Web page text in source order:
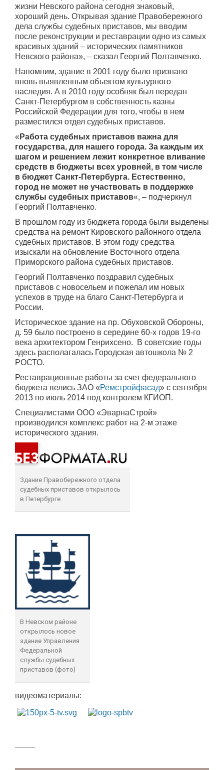
жизни Невского района сегодня знаковый,
хороший день. Открывая здание Правобережного
дела службы судебных приставов, мы вводим
после реконструкции и реставрации одно из самых
красивых зданий – исторических памятников
Невского района», – сказал Георгий Полтавченко.
Напомним, здание в 2001 году было признано
вновь выявленным объектом культурного
наследия. А в 2010 году особняк был передан
Санкт-Петербургом в собственность казны
Российской Федерации для того, чтобы в нем
разместился отдел судебных приставов.
« Работа судебных приставов важна для
государства, для нашего города. За каждым их
шагом и решением лежит конкретное вливание
средств в бюджеты всех уровней, в том числе
в бюджет Санкт-Петербурга. Естественно,
город не может не участвовать в поддержке
службы судебных приставов«, – подчеркнул
Георгий Полтавченко.
В прошлом году из бюджета города были выделены
средства на ремонт Кировского районного отдела
судебных приставов. В этом году средства
изыскали на обновление Восточного отдела
Приморского района судебных приставов.
Георгий Полтавченко поздравил судебных
приставов с новосельем и пожелал им новых
успехов в труде на благо Санкт-Петербурга и
России.
Историческое здание на пр. Обуховской Обороны,
д. 59 было построено в середине 60-х годов 19-го
века архитектором Генрихсено. В советские годы
здесь располагалась Городская автошкола № 2
РОСТО.
Реставрационные работы за счет федерального
бюджета велись ЗАО «Ремстройфасад» с сентября
2013 по июль 2014 под контролем КГИОП.
Специалистами ООО «ЭварнаСтрой»
производился комплекс работ на 2-м этаже
исторического здания.
Здание Правобережного отдела
судебных приставов открылось
в Петербурге
В Невском районе
открылось новое
здание Управления
Федеральной
службы судебных
приставов (фото)
видеоматериалы: